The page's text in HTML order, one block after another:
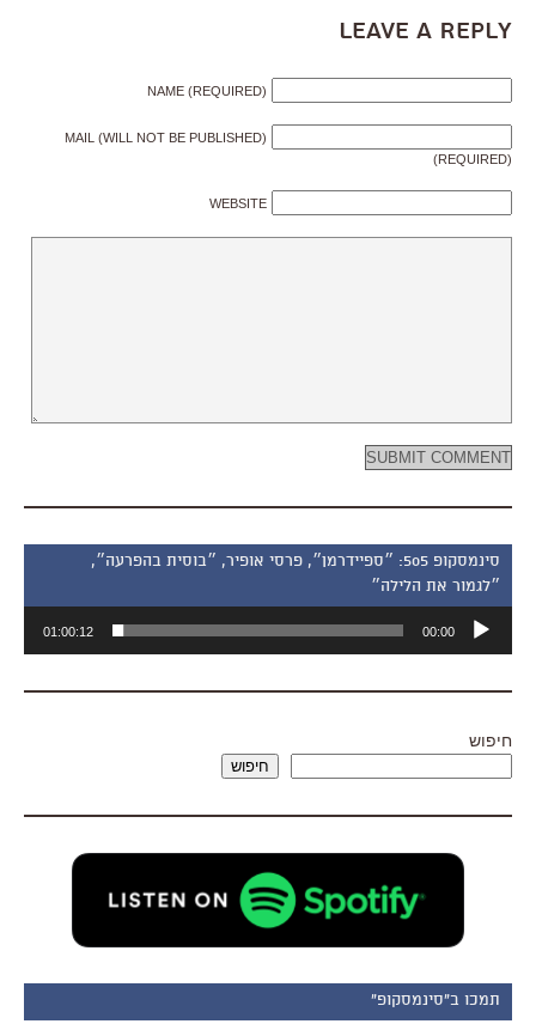
Leave a Reply
NAME (REQUIRED)
MAIL (WILL NOT BE PUBLISHED)
(REQUIRED)
WEBSITE
סינמסקופ 505: ״ספיידרמן״, פרסי אופיר, ״בוסית בהפרעה״,
״לגמור את הלילה״
אודיו
00:00
01:00:12
חיפוש
חיפוש
תמכו ב"סינמסקופ"